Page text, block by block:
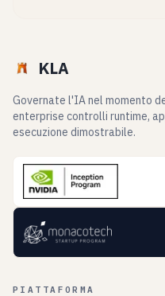
KLA
Governate l'IA nel momento
enterprise controlli runtime,
esecuzione dimostrabile.
PIATTAFORMA